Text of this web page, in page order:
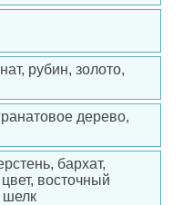
рубин, золото,
дерево,
бархат,
восточный
шелк